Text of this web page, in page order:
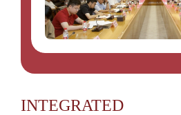
INTEGRATED